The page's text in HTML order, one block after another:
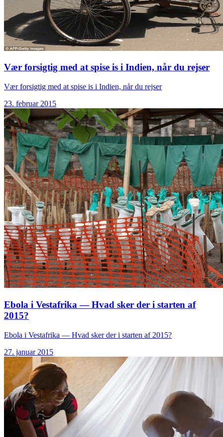
Vær forsigtig med at spise is i Indien, når du rejser
Vær forsigtig med at spise is i Indien, når du rejser
23. februar 2015
Ebola i Vestafrika — Hvad sker der i starten af
2015?
Ebola i Vestafrika — Hvad sker der i starten af 2015?
27. januar 2015